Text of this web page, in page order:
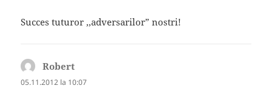
Succes tuturor ,,adversarilor” nostri!
Robert
05.11.2012 la 10:07